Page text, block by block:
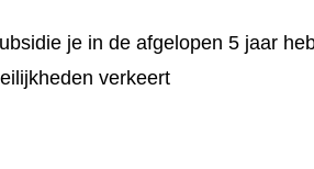
je in de afgelopen 5 jaar
verkeert